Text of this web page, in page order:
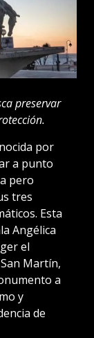
preservar
por
a punto
pero
tres
Esta
Angélica
el
Martín,
a
y
de